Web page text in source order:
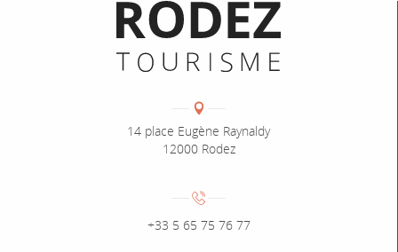
Informations pratiques
Coordonnées
Adresse :
14 place Eugène Raynaldy
12000 Rodez
Numéro de téléphone :
+33 5 65 75 76 77